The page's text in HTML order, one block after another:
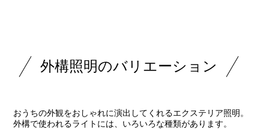
外構照明のバリエーション
おうちの外観をおしゃれに演出してくれるエクステリア照明。
外構で使われるライトには、いろいろな種類があります。